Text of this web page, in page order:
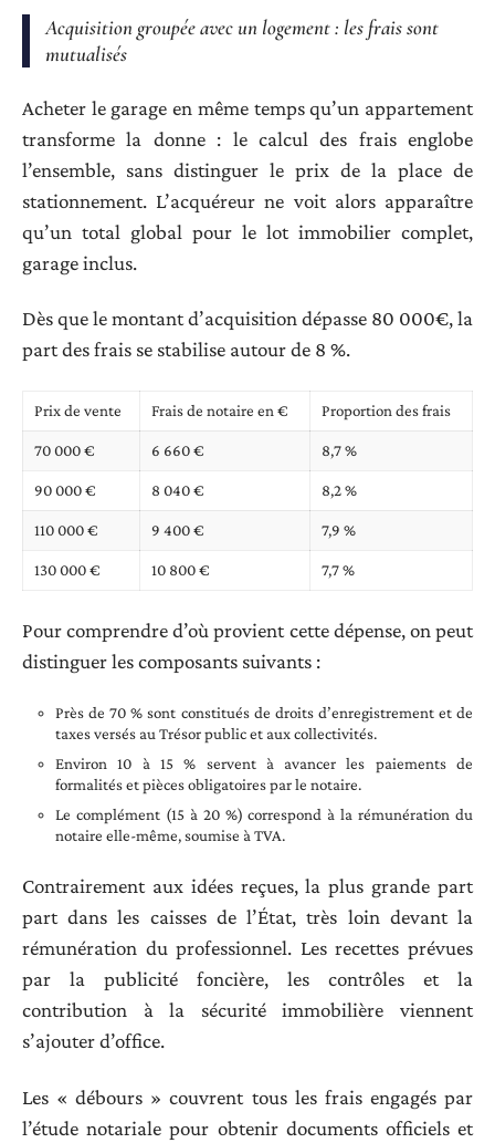
Acquisition groupée avec un logement : les frais sont
mutualisés
Acheter le garage en même temps qu’un appartement
transforme la donne : le calcul des frais englobe
l’ensemble, sans distinguer le prix de la place de
stationnement. L’acquéreur ne voit alors apparaître
qu’un total global pour le lot immobilier complet,
garage inclus.
Dès que le montant d’acquisition dépasse 80 000€, la
part des frais se stabilise autour de 8 %.
Prix de vente Frais de notaire en € Proportion des frais
70 000 € 6 660 € 8,7 %
90 000 € 8 040 € 8,2 %
110 000 € 9 400 € 7,9 %
130 000 € 10 800 € 7,7 %
Pour comprendre d’où provient cette dépense, on peut
distinguer les composants suivants :
Près de 70 % sont constitués de droits d’enregistrement et de
taxes versés au Trésor public et aux collectivités.
Environ 10 à 15 % servent à avancer les paiements de
formalités et pièces obligatoires par le notaire.
Le complément (15 à 20 %) correspond à la rémunération du
notaire elle-même, soumise à TVA.
Contrairement aux idées reçues, la plus grande part
part dans les caisses de l’État, très loin devant la
rémunération du professionnel. Les recettes prévues
par la publicité foncière, les contrôles et la
contribution à la sécurité immobilière viennent
s’ajouter d’office.
Les « débours » couvrent tous les frais engagés par
l’étude notariale pour obtenir documents officiels et